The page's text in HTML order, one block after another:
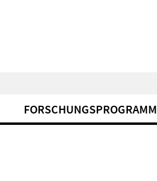
FORSCHUNGSPROGRAMM